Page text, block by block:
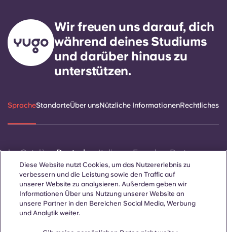
Wir freuen uns darauf, dich
während deines Studiums
und darüber hinaus zu
unterstützen.
SpracheStandorteÜber unsNützliche InformationenRechtliches
Català Deutsch Italian French Portuguese
Diese Website nutzt Cookies, um das Nutzererlebnis zu
verbessern und die Leistung sowie den Traffic auf
unserer Website zu analysieren. Außerdem geben wir
Informationen Über uns Nutzung unserer Website an
unsere Partner in den Bereichen Social Media, Werbung
und Analytik weiter.